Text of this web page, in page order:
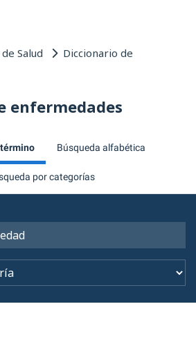
Salud Diccionario de
enfermedades
Búsqueda alfabética
por categorías